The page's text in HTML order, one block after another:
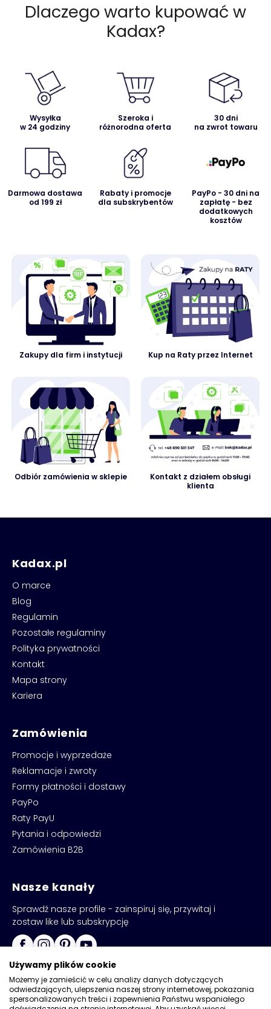
Dlaczego warto kupować w
Kadax?
Wysyłka
w 24 godziny
Szeroka i
różnorodna oferta
30 dni
na zwrot towaru
Darmowa dostawa
od 199 zł
Rabaty i promocje
dla subskrybentów
PayPo - 30 dni na
zapłatę - bez
dodatkowych
kosztów
Zakupy dla firm i instytucji Kup na Raty przez Internet
Odbiór zamówienia w sklepie
Kontakt z działem obsługi
klienta
Kadax.pl
O marce
Blog
Regulamin
Pozostałe regulaminy
Polityka prywatności
Kontakt
Mapa strony
Kariera
Zamówienia
Promocje i wyprzedaże
Reklamacje i zwroty
Formy płatności i dostawy
PayPo
Raty PayU
Pytania i odpowiedzi
Zamówienia B2B
Nasze kanały
Sprawdź nasze profile - zainspiruj się, przywitaj i
zostaw like lub subskrypcję
Używamy plików cookie
Możemy je zamieścić w celu analizy danych dotyczących
odwiedzających, ulepszenia naszej strony internetowej, pokazania
spersonalizowanych treści i zapewnienia Państwu wspaniałego